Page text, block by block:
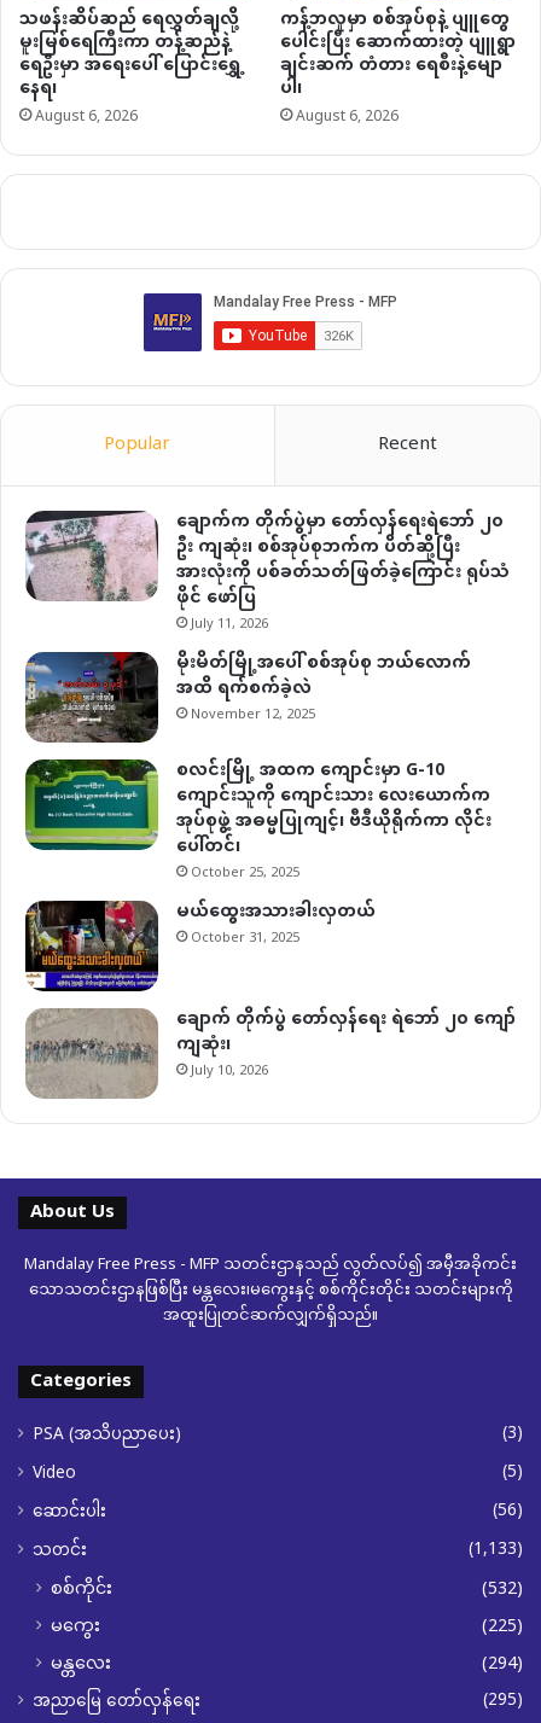
သဖန်းဆိပ်ဆည် ရေလွှတ်ချလို့
မူးမြစ်ရေကြီးကာ တန့်ဆည်နဲ့
ရေဦးမှာ အရေးပေါ် ပြောင်းရွှေ့
နေရ၊
August 6, 2026
ကန့်ဘလူမှာ စစ်အုပ်စုနဲ့ ပျူတွေ
ပေါင်းပြီး ဆောက်ထားတဲ့ ပျူရွာ
ချင်းဆက် တံတား ရေစီးနဲ့မျော
ပါ၊
August 6, 2026
Popular Recent
ချောက်က တိုက်ပွဲမှာ တော်လှန်ရေးရဲဘော် ၂၀
ဦး ကျဆုံး၊ စစ်အုပ်စုဘက်က ပိတ်ဆို့ပြီး
အားလုံးကို ပစ်ခတ်သတ်ဖြတ်ခဲ့ကြောင်း ရုပ်သံ
ဖိုင် ဖော်ပြ
July 11, 2026
မိုးမိတ်မြို့အပေါ် စစ်အုပ်စု ဘယ်လောက်
အထိ ရက်စက်ခဲ့လဲ
November 12, 2025
စလင်းမြို့ အထက ကျောင်းမှာ G-10
ကျောင်းသူကို ကျောင်းသား လေးယောက်က
အုပ်စုဖွဲ့ အဓမ္မပြုကျင့်၊ ဗီဒီယိုရိုက်ကာ လိုင်း
ပေါ်တင်၊
October 25, 2025
မယ်ထွေးအသားခါးလှတယ်
October 31, 2025
ချောက် တိုက်ပွဲ တော်လှန်ရေး ရဲဘော် ၂၀ ကျော်
ကျဆုံး၊
July 10, 2026
About Us
Mandalay Free Press - MFP သတင်းဌာနသည် လွတ်လပ်၍ အမှီအခိုကင်း
သောသတင်းဌာနဖြစ်ပြီး မန္တလေး၊မကွေးနှင့် စစ်ကိုင်းတိုင်း သတင်းများကို
အထူးပြုတင်ဆက်လျှက်ရှိသည်။
Categories
PSA (အသိပညာပေး)
(3)
Video
(5)
ဆောင်းပါး
(56)
သတင်း
(1,133)
စစ်ကိုင်း
(532)
မကွေး
(225)
မန္တလေး
(294)
အညာမြေ တော်လှန်ရေး (295)